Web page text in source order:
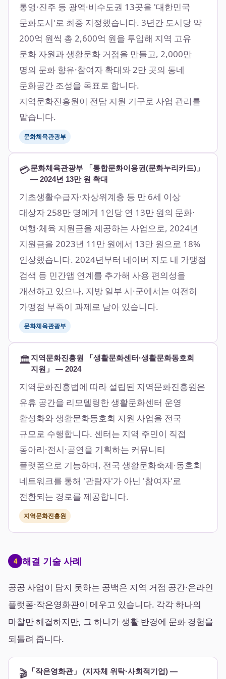
통영·진주 등 광역·비수도권 13곳을 '대한민국
문화도시'로 최종 지정했습니다. 3년간 도시당 약
200억 원씩 총 2,600억 원을 투입해 지역 고유
문화 자원과 생활문화 거점을 만들고, 2,000만
명의 문화 향유·참여자 확대와 2만 곳의 동네
문화공간 조성을 목표로 합니다.
지역문화진흥원이 전담 지원 기구로 사업 관리를
맡습니다.
문화체육관광부
💳문화체육관광부 「통합문화이용권(문화누리카드)」
— 2024년 13만 원 확대
기초생활수급자·차상위계층 등 만 6세 이상
대상자 258만 명에게 1인당 연 13만 원의 문화·
여행·체육 지원금을 제공하는 사업으로, 2024년
지원금을 2023년 11만 원에서 13만 원으로 18%
인상했습니다. 2024년부터 네이버 지도 내 가맹점
검색 등 민간앱 연계를 추가해 사용 편의성을
개선하고 있으나, 지방 일부 시·군에서는 여전히
가맹점 부족이 과제로 남아 있습니다.
문화체육관광부
🏛️지역문화진흥원 「생활문화센터·생활문화동호회
지원」 — 2024
지역문화진흥법에 따라 설립된 지역문화진흥원은
유휴 공간을 리모델링한 생활문화센터 운영
활성화와 생활문화동호회 지원 사업을 전국
규모로 수행합니다. 센터는 지역 주민이 직접
동아리·전시·공연을 기획하는 커뮤니티
플랫폼으로 기능하며, 전국 생활문화축제·동호회
네트워크를 통해 '관람자'가 아닌 '참여자'로
전환되는 경로를 제공합니다.
지역문화진흥원
4 해결 기술 사례
공공 사업이 담지 못하는 공백은 지역 거점 공간·온라인
플랫폼·작은영화관이 메우고 있습니다. 각각 하나의
마찰만 해결하지만, 그 하나가 생활 반경에 문화 경험을
되돌려 줍니다.
🎬 「작은영화관」 (지자체 위탁·사회적기업) —